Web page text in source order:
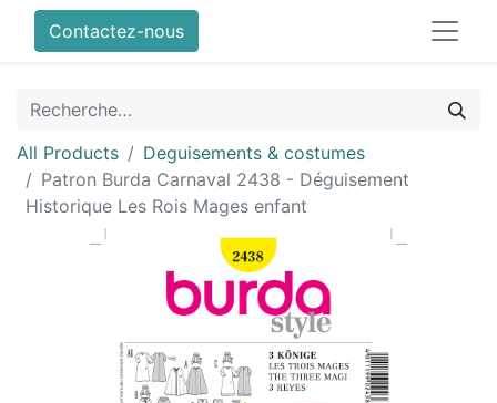
Contactez-nous
All Products
Deguisements & costumes
Patron Burda Carnaval 2438 - Déguisement
Historique Les Rois Mages enfant